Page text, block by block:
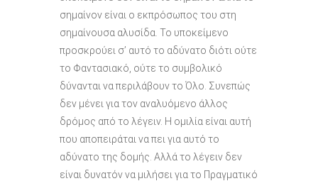
σημαίνον είναι ο εκπρόσωπος του στη
σημαίνουσα αλυσίδα. Το υποκείμενο
προσκρούει σ’ αυτό το αδύνατο διότι ούτε
το Φαντασιακό, ούτε το συμβολικό
δύνανται να περιλάβουν το Όλο. Συνεπώς
δεν μένει για τον αναλυόμενο άλλος
δρόμος από το λέγειν. Η ομιλία είναι αυτή
που αποπειράται να πει για αυτό το
αδύνατο της δομής. Αλλά το λέγειν δεν
είναι δυνατόν να μιλήσει για το Πραγματικό